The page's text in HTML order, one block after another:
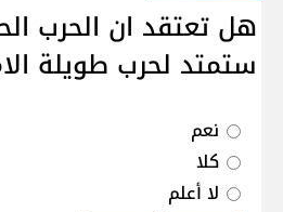
هل تعتقد ان الحرب
ستمتد لحرب طويلة
نعم
كلا
لا أعلم